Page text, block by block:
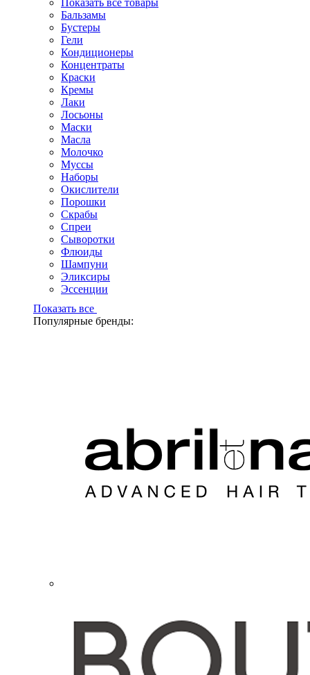
Показать все товары
Бальзамы
Бустеры
Гели
Кондиционеры
Концентраты
Краски
Кремы
Лаки
Лосьоны
Маски
Масла
Молочко
Муссы
Наборы
Окислители
Порошки
Скрабы
Спреи
Сыворотки
Флюиды
Шампуни
Эликсиры
Эссенции
Показать все
Популярные бренды: